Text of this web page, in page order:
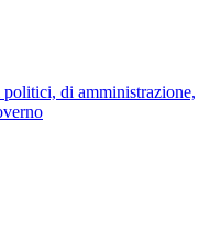
di amministrazione,